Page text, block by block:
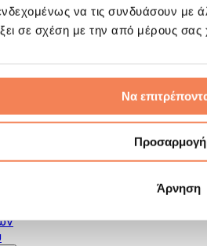
να τις συνδυάσουν με
σε σχέση με την από μέρους
Να
Προσαρμογή
Άρνηση